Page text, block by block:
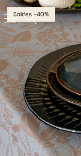
Soldes -40%